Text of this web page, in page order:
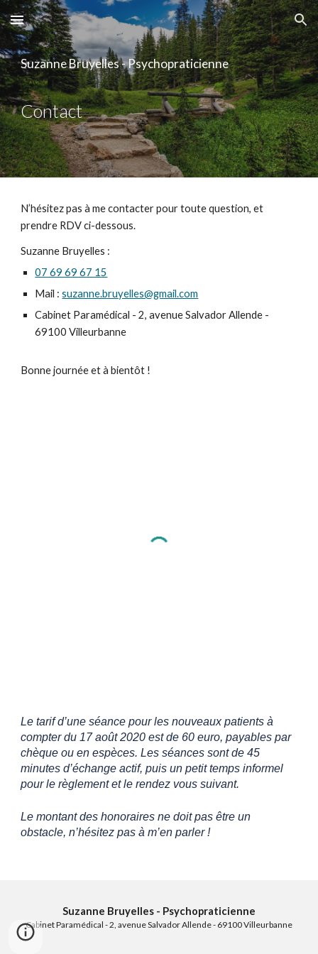
Skip to main content Skip to navigation
Suzanne Bruyelles - Psychopraticienne
Contact
N’hésitez pas à me contacter pour toute question, et
prendre RDV ci-dessous.
Suzanne Bruyelles :
07 69 69 67 15
Mail :suzanne.bruyelles@gmail.com
Cabinet Paramédical - 2, avenue Salvador Allende -
69100 Villeurbanne
Bonne journée et à bientôt !
Le tarif d’une séance pour les nouveaux patients à
compter du 17 août 2020 est de 60 euro, payables par
chèque ou en espèces. Les séances sont de 45
minutes d’échange actif, puis un petit temps informel
pour le règlement et le rendez vous suivant.
Le montant des honoraires ne doit pas être un
obstacle, n’hésitez pas à m’en parler !
Suzanne Bruyelles - Psychopraticienne
Cabinet Paramédical - 2, avenue Salvador Allende - 69100 Villeurbanne